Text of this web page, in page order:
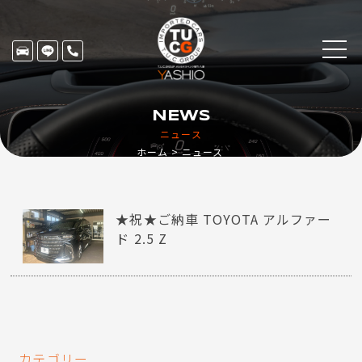
ニュース
NEWS
ホーム ニュース
★祝★ご納車 TOYOTA アルファー
ド 2.5 Z